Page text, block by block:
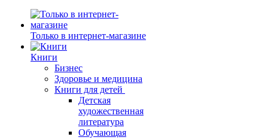
Только в интернет-магазине
Книги
Бизнес
Здоровье и медицина
Книги для детей
Детская
художественная
литература
Обучающая